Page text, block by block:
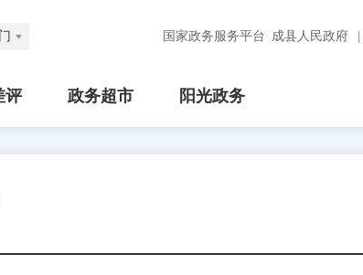
国家政务服务平台 成县人民政府
评 政务超市 阳光政务